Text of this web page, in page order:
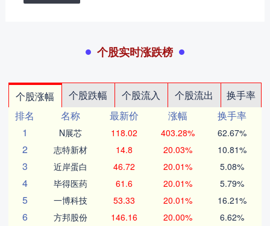
个股实时涨跌榜
个股涨幅 个股跌幅 个股流入 个股流出
换手率
排名
名称 最新价 涨幅
换手率
1
N展芯 118.02 403.28% 62.67%
2 志特新材 14.8 20.03% 10.81%
3 近岸蛋白 46.72 20.01% 5.08%
4 毕得医药 61.6 20.01% 5.79%
5 一博科技 53.33 20.01% 16.21%
6 方邦股份 146.16 20.00% 6.62%